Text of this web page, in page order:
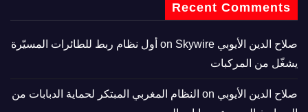
Recent Comments
صلاح الدين الأيوبي
Skywire أول نظام ربط للطائرات المسيّرة
يشغّل من المركبات
صلاح الدين الأيوبي
النظام المغربي المبتكر لحماية الدبابات من